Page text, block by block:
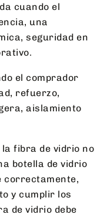
cuando el
una
seguridad en
el comprador
refuerzo,
aislamiento
fibra de vidrio no
botella de vidrio
correctamente,
y cumplir los
de vidrio debe